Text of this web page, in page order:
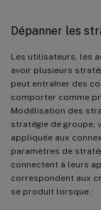
Dépanner les
Les utilisateurs, les
avoir plusieurs
peut entraîner des
comporter comme
Modélisation des
stratégie de groupe,
appliquée aux
paramètres de
connectent à leurs
correspondent aux
se produit lorsque :